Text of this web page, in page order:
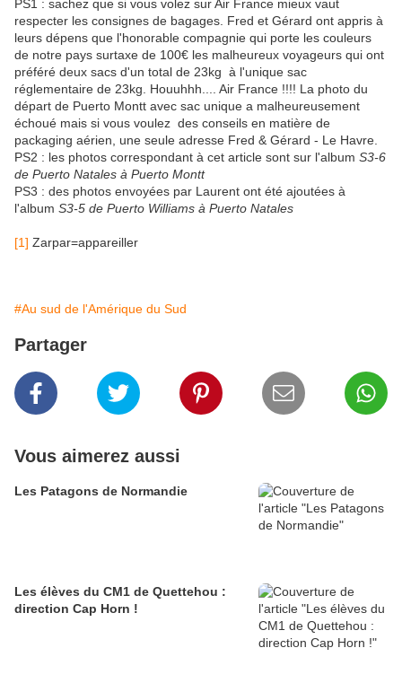
PS1 : sachez que si vous volez sur Air France mieux vaut
respecter les consignes de bagages. Fred et Gérard ont appris à
leurs dépens que l'honorable compagnie qui porte les couleurs
de notre pays surtaxe de 100€ les malheureux voyageurs qui ont
préféré deux sacs d'un total de 23kg à l'unique sac
réglementaire de 23kg. Houuhhh.... Air France !!!! La photo du
départ de Puerto Montt avec sac unique a malheureusement
échoué mais si vous voulez des conseils en matière de
packaging aérien, une seule adresse Fred & Gérard - Le Havre.
PS2 : les photos correspondant à cet article sont sur l'album S3-6
de Puerto Natales à Puerto Montt
PS3 : des photos envoyées par Laurent ont été ajoutées à
l'album S3-5 de Puerto Williams à Puerto Natales
[1] Zarpar=appareiller
#Au sud de l'Amérique du Sud
Partager
Vous aimerez aussi
Les Patagons de Normandie
Les élèves du CM1 de Quettehou :
direction Cap Horn !